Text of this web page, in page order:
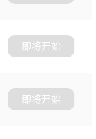
即将开始
即将开始